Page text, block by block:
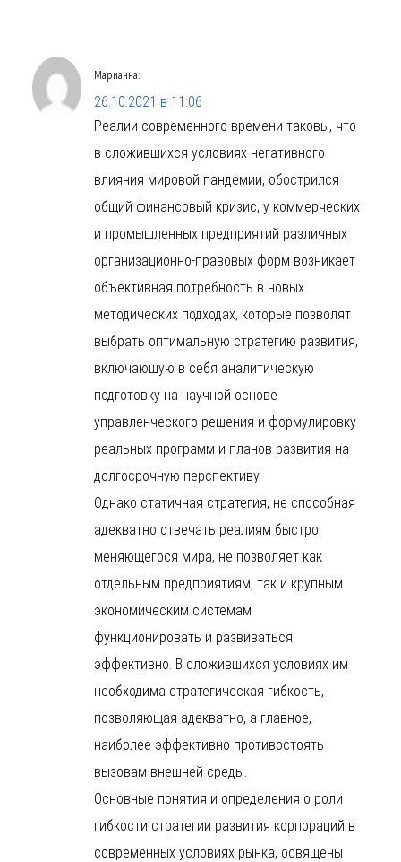
Марианна:
26.10.2021 в 11:06
Реалии современного времени таковы, что
в сложившихся условиях негативного
влияния мировой пандемии, обострился
общий финансовый кризис, у коммерческих
и промышленных предприятий различных
организационно-правовых форм возникает
объективная потребность в новых
методических подходах, которые позволят
выбрать оптимальную стратегию развития,
включающую в себя аналитическую
подготовку на научной основе
управленческого решения и формулировку
реальных программ и планов развития на
долгосрочную перспективу.
Однако статичная стратегия, не способная
адекватно отвечать реалиям быстро
меняющегося мира, не позволяет как
отдельным предприятиям, так и крупным
экономическим системам
функционировать и развиваться
эффективно. В сложившихся условиях им
необходима стратегическая гибкость,
позволяющая адекватно, а главное,
наиболее эффективно противостоять
вызовам внешней среды.
Основные понятия и определения о роли
гибкости стратегии развития корпораций в
современных условиях рынка, освящены